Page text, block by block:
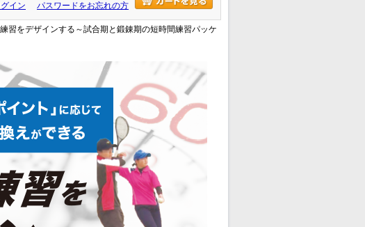
グイン パスワードをお忘れの方
習をデザインする～試合期と鍛錬期の短時間練習パッケ